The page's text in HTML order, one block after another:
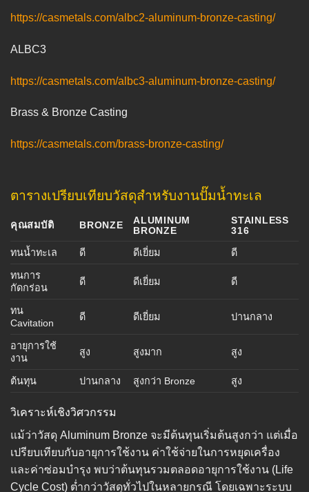
https://casmetals.com/albc2-aluminum-bronze-casting/
ALBC3
https://casmetals.com/albc3-aluminum-bronze-casting/
Brass & Bronze Casting
https://casmetals.com/brass-bronze-casting/
ตารางเปรียบเทียบวัสดุสำหรับงานปั๊มน้ำทะเล
คุณสมบัติ BRONZE
ALUMINUM
BRONZE
STAINLESS
316
ทนน้ำทะเล
ดี ดีเยี่ยม ดี
ทนการ
กัดกร่อน
ดี ดีเยี่ยม ดี
ทน
Cavitation
ดี ดีเยี่ยม ปานกลาง
อายุการใช้
งาน
สูง สูงมาก สูง
ต้นทุน ปานกลาง สูงกว่า Bronze สูง
วิเคราะห์เชิงวิศวกรรม
แม้ว่าวัสดุ Aluminum Bronze จะมีต้นทุนเริ่มต้นสูงกว่า แต่เมื่อ
เปรียบเทียบกับอายุการใช้งาน ค่าใช้จ่ายในการหยุดเครื่อง
และค่าซ่อมบำรุง พบว่าต้นทุนรวมตลอดอายุการใช้งาน (Life
Cycle Cost) ต่ำกว่าวัสดุทั่วไปในหลายกรณี โดยเฉพาะระบบ